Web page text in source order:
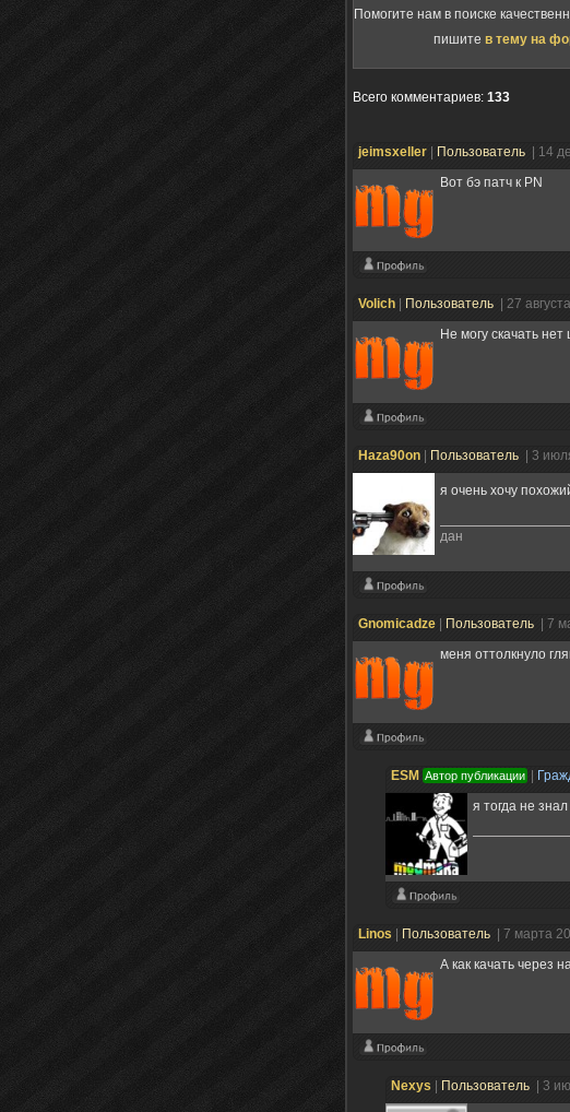
Помогите нам в поиске
пишите в тему на
Всего комментариев: 133
jeimsxeller Пользователь | 14
Вот бэ патч к PN
Volich Пользователь | 27
Не могу скачать
Haza90on Пользователь | 3
я очень хочу
дан
Gnomicadze Пользователь | 7
меня оттолкнуло
ESM Автор публикации
я тогда не
Linos Пользователь | 7 марта
А как качать через
Nexys Пользователь | 3